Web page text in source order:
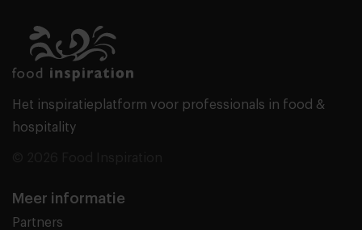
Het inspiratieplatform voor professionals in food &
hospitality
Meer informatie
Partners